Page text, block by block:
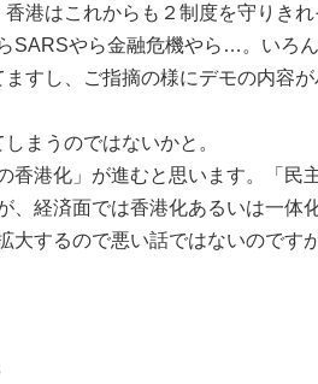
港はこれからも２制度を守りきれ
SARSやら金融危機やら…。いろん
すし、ご指摘の様にデモの内容
まうのではないかと。
香港化」が進むと思います。「民
、経済面では香港化あるいは一体
大するので悪い話ではないのです